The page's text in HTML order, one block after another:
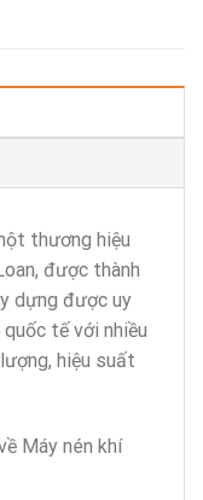
thương hiệu
được thành
dựng được uy
tế với nhiều
hiệu suất
Máy nén khí